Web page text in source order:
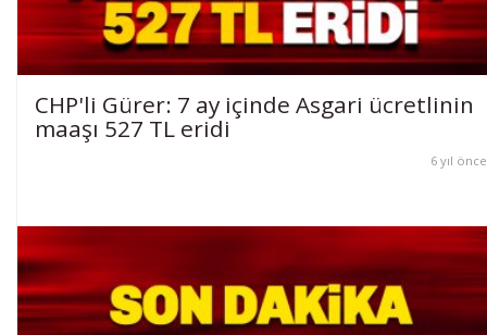
CHP'li Gürer: 7 ay içinde Asgari ücretlinin
maaşı 527 TL eridi
6 yıl önce